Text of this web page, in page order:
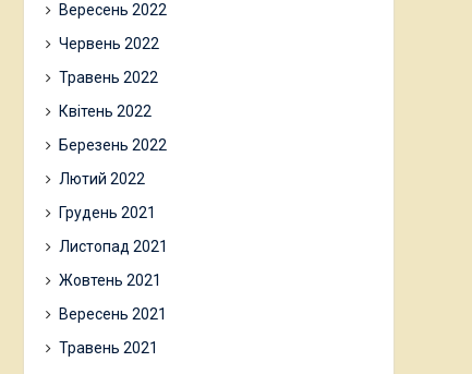
Вересень 2022
Червень 2022
Травень 2022
Квітень 2022
Березень 2022
Лютий 2022
Грудень 2021
Листопад 2021
Жовтень 2021
Вересень 2021
Травень 2021